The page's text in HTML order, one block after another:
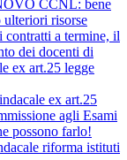
CCNL: bene
ulteriori risorse
a termine, il
dei docenti di
ex art.25 legge
ex art.25
agli Esami
possono farlo!
riforma istituti